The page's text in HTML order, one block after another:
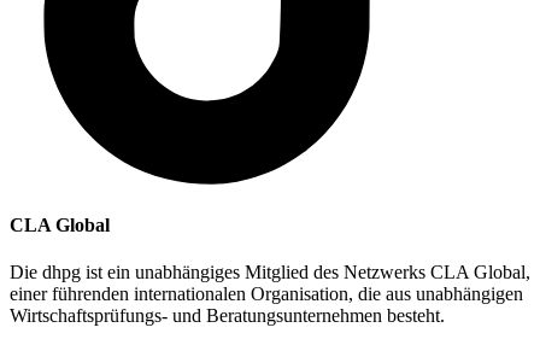
CLA Global
Die dhpg ist ein unabhängiges Mitglied des Netzwerks CLA Global,
einer führenden internationalen Organisation, die aus unabhängigen
Wirtschaftsprüfungs- und Beratungsunternehmen besteht.